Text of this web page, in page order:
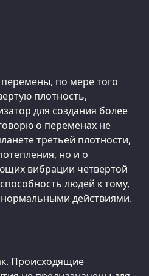
по мере того
плотность,
для создания более
о переменах не
третьей плотности,
но и о
вибрации четвертой
людей к тому,
действиями.
Происходящие